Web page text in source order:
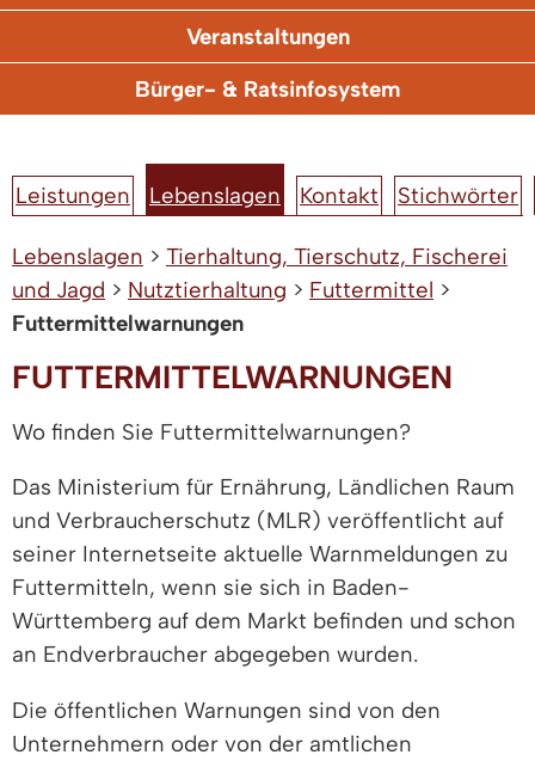
Veranstaltungen
Bürger- & Ratsinfosystem
Leistungen Lebenslagen Kontakt Stichwörter
Lebenslagen > Tierhaltung, Tierschutz, Fischerei
und Jagd > Nutztierhaltung > Futtermittel >
Futtermittelwarnungen
FUTTERMITTELWARNUNGEN
Wo finden Sie Futtermittelwarnungen?
Das Ministerium für Ernährung, Ländlichen Raum
und Verbraucherschutz (MLR) veröffentlicht auf
seiner Internetseite aktuelle Warnmeldungen zu
Futtermitteln, wenn sie sich in Baden-
Württemberg auf dem Markt befinden und schon
an Endverbraucher abgegeben wurden.
Die öffentlichen Warnungen sind von den
Unternehmern oder von der amtlichen